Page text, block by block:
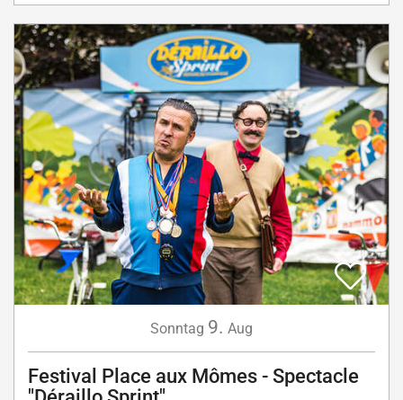
Sonntag 9. Aug
Festival Place aux Mômes - Spectacle